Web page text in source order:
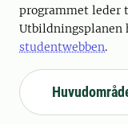
programmet leder
Utbildningsplanen
studentwebben.